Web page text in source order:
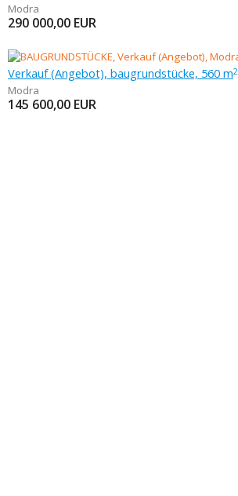
Modra
290 000,00 EUR
Verkauf (Angebot), baugrundstücke, 560 m2
Modra
145 600,00 EUR